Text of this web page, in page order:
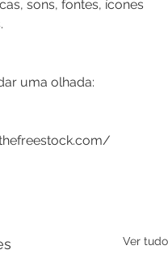
sons, fontes, ícones
uma olhada:
Ver tudo